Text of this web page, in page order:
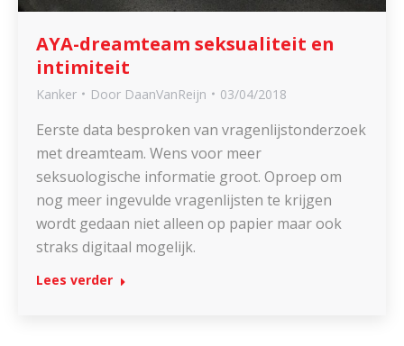
AYA-dreamteam seksualiteit en
intimiteit
Kanker Door DaanVanReijn 03/04/2018
Eerste data besproken van vragenlijstonderzoek
met dreamteam. Wens voor meer
seksuologische informatie groot. Oproep om
nog meer ingevulde vragenlijsten te krijgen
wordt gedaan niet alleen op papier maar ook
straks digitaal mogelijk.
Lees verder